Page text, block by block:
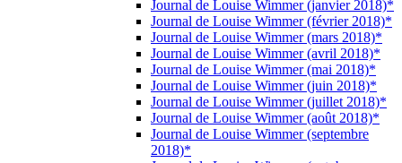
Journal de Louise Wimmer (janvier 2018)*
Journal de Louise Wimmer (février 2018)*
Journal de Louise Wimmer (mars 2018)*
Journal de Louise Wimmer (avril 2018)*
Journal de Louise Wimmer (mai 2018)*
Journal de Louise Wimmer (juin 2018)*
Journal de Louise Wimmer (juillet 2018)*
Journal de Louise Wimmer (août 2018)*
Journal de Louise Wimmer (septembre
2018)*